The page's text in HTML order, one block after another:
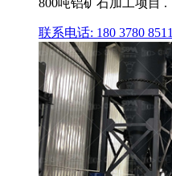
800吨铝矿石加工项目 .
联系电话: 180 3780 8511